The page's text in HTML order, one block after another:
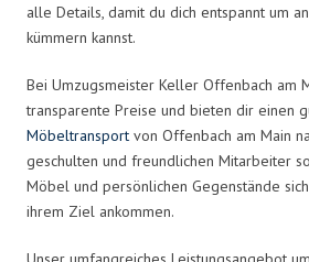
alle Details, damit du dich entspannt um
kümmern kannst.
Bei Umzugsmeister Keller Offenbach am
transparente Preise und bieten dir einen
Möbeltransport von Offenbach am Main
geschulten und freundlichen Mitarbeiter
Möbel und persönlichen Gegenstände
ihrem Ziel ankommen.